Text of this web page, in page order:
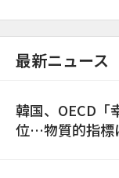
最新ニュース
韓国、OECD「
位…物質的指標